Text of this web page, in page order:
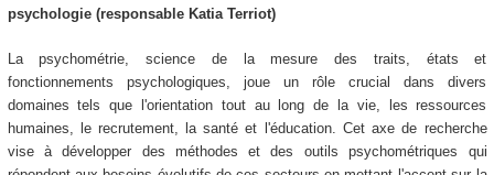
psychologie (responsable Katia Terriot)
La psychométrie, science de la mesure des traits, états et
fonctionnements psychologiques, joue un rôle crucial dans divers
domaines tels que l'orientation tout au long de la vie, les ressources
humaines, le recrutement, la santé et l'éducation. Cet axe de recherche
vise à développer des méthodes et des outils psychométriques qui